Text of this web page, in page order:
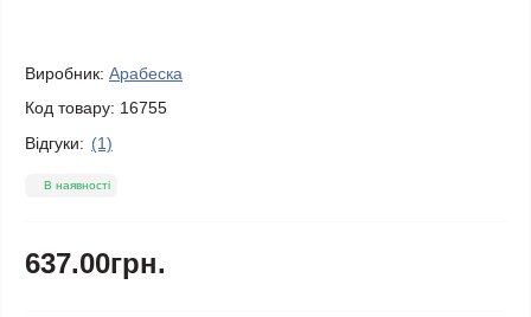
Виробник: Арабеска
Код товару: 16755
Відгуки: (1)
В наявності
637.00грн.